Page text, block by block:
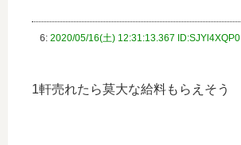
6: 2020/05/16(土) 12:31:13.367 ID:SJYl4XQP0
1軒売れたら莫大な給料もらえそう